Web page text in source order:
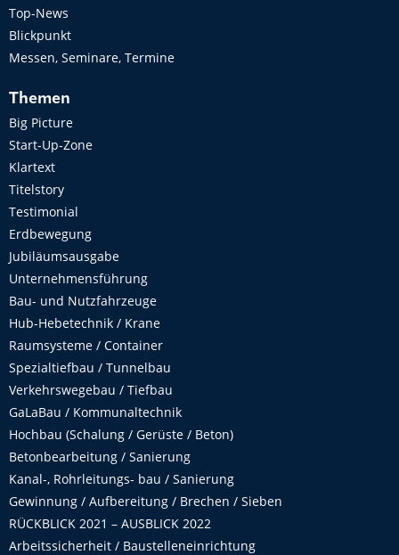
Top-News
Blickpunkt
Messen, Seminare, Termine
Themen
Big Picture
Start-Up-Zone
Klartext
Titelstory
Testimonial
Erdbewegung
Jubiläumsausgabe
Unternehmensführung
Bau- und Nutzfahrzeuge
Hub-Hebetechnik / Krane
Raumsysteme / Container
Spezialtiefbau / Tunnelbau
Verkehrswegebau / Tiefbau
GaLaBau / Kommunaltechnik
Hochbau (Schalung / Gerüste / Beton)
Betonbearbeitung / Sanierung
Kanal-, Rohrleitungs- bau / Sanierung
Gewinnung / Aufbereitung / Brechen / Sieben
RÜCKBLICK 2021 – AUSBLICK 2022
Arbeitssicherheit / Baustelleneinrichtung